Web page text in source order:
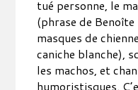
tué personne, le
(phrase de
masques de
caniche blanche),
les machos, et
humoristisques.